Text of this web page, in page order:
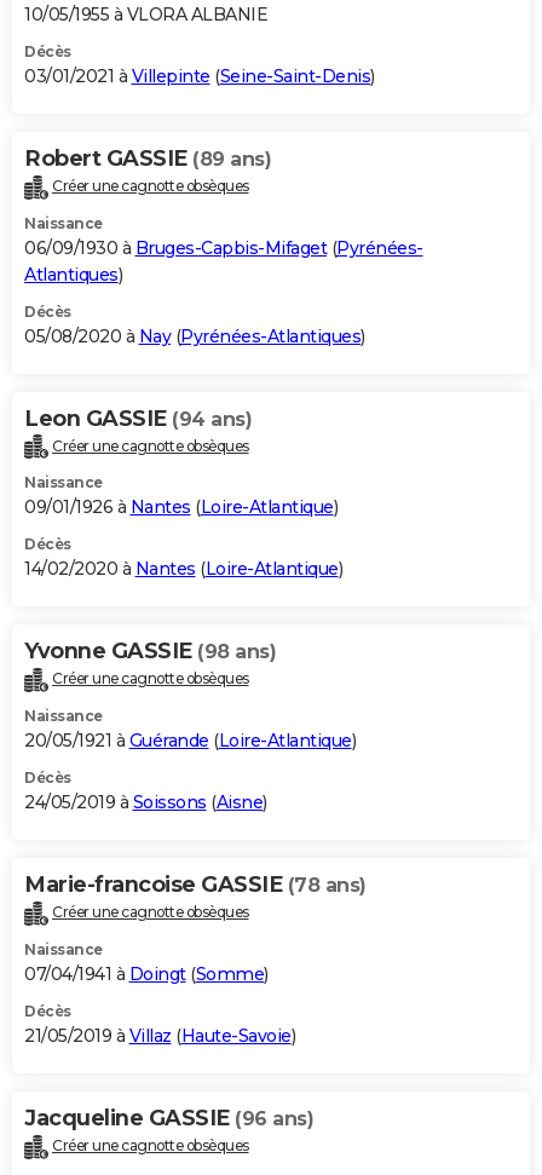
10/05/1955 à VLORA ALBANIE
Décès
03/01/2021 à Villepinte (Seine-Saint-Denis)
Robert GASSIE (89 ans)
Créer une cagnotte obsèques
Naissance
06/09/1930 à Bruges-Capbis-Mifaget(Pyrénées-
Atlantiques)
Décès
05/08/2020 à Nay(Pyrénées-Atlantiques)
Leon GASSIE (94 ans)
Créer une cagnotte obsèques
Naissance
09/01/1926 à Nantes (Loire-Atlantique)
Décès
14/02/2020 à Nantes (Loire-Atlantique)
Yvonne GASSIE (98 ans)
Créer une cagnotte obsèques
Naissance
20/05/1921 à Guérande (Loire-Atlantique)
Décès
24/05/2019 à Soissons (Aisne)
Marie-francoise GASSIE (78 ans)
Créer une cagnotte obsèques
Naissance
07/04/1941 à Doingt(Somme)
Décès
21/05/2019 à Villaz (Haute-Savoie)
Jacqueline GASSIE (96 ans)
Créer une cagnotte obsèques